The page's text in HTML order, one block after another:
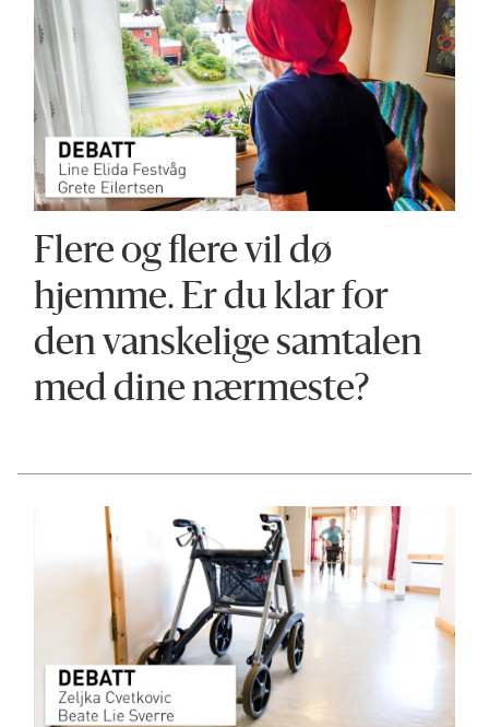
Flere og flere vil dø
hjemme. Er du klar for
den vanskelige samtalen
med dine nærmeste?